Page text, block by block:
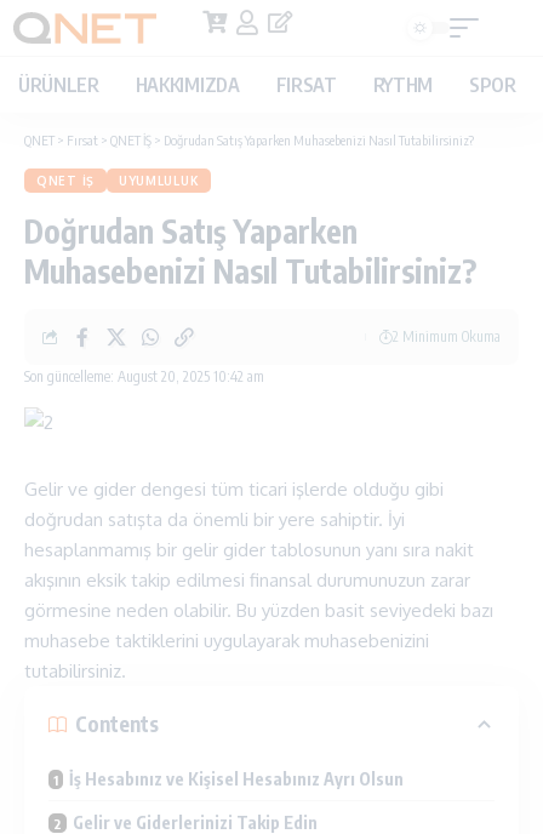
ÜRÜNLER HAKKIMIZDA FIRSAT RYTHM SPOR
QNET > Fırsat > QNET İŞ > Doğrudan Satış Yaparken Muhasebenizi Nasıl Tutabilirsiniz?
QNET İŞ UYUMLULUK
Doğrudan Satış Yaparken
Muhasebenizi Nasıl Tutabilirsiniz?
Son güncelleme: August 20, 2025 10:42 am
2 Minimum Okuma
Gelir ve gider dengesi tüm ticari işlerde olduğu gibi
doğrudan satışta da önemli bir yere sahiptir. İyi
hesaplanmamış bir gelir gider tablosunun yanı sıra nakit
akışının eksik takip edilmesi finansal durumunuzun zarar
görmesine neden olabilir. Bu yüzden basit seviyedeki bazı
muhasebe taktiklerini uygulayarak muhasebenizini
tutabilirsiniz.
Contents
İş Hesabınız ve Kişisel Hesabınız Ayrı Olsun
Gelir ve Giderlerinizi Takip Edin